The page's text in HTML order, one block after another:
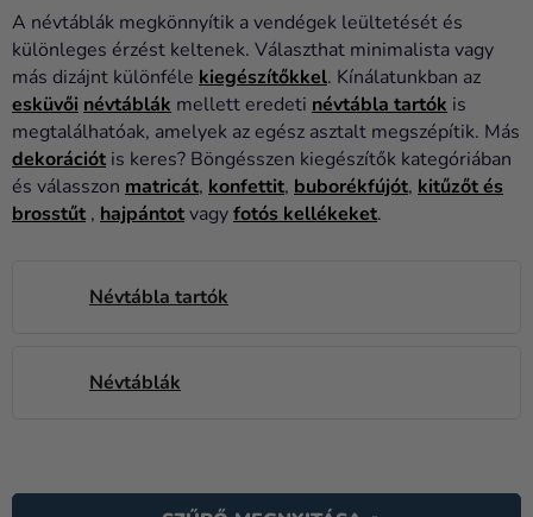
Esküvő
Party
Dekoráció
és
kiegészítők
Ruházat
Újdonság
A névtáblák megkönnyítik a vendégek leültetését és
különleges érzést keltenek. Választhat minimalista vagy
más dizájnt különféle kiegészítőkkel. Kínálatunkban az
esküvői névtáblák mellett eredeti névtábla tartók is
megtalálhatóak, amelyek az egész asztalt megszépítik. Más
dekorációt is keres? Böngésszen kiegészítők kategóriában
és válasszon matricát, konfettit, buborékfújót, kitűzőt és
brosstűt , hajpántotvagyfotós kellékeket.
Névtábla tartók
Névtáblák
E